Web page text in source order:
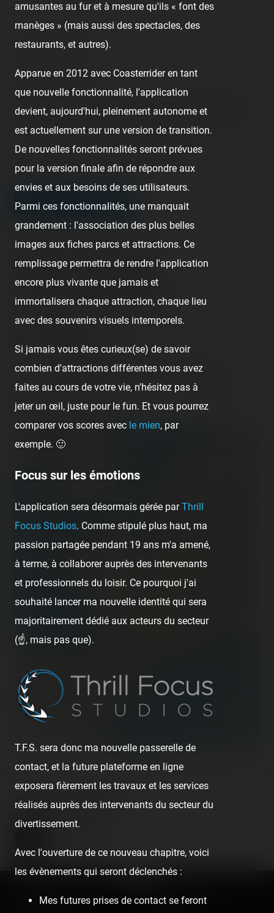
Nom/prénom
Nous vous demandons de fournir une véritable adresse e-mail
afin de pouvoir gérer votre propre commentaire ultérieurement.
Lien de votre site ou page personnelle
Champ facultatif
LEAVE A COMMENT
About this theme park
Disneyland Paris - Disneyland Park
There are4 operating roller coastersin this park.
Have you already rode them? Check and register your
rides onCoasterr1dd3n.
+
300 km
200 mi
©OpenStreetMap contributors
About the author
Coasterrider
Coasterrider Shortcut
amusantes au fur et à mesure qu'ils « font des
manèges » (mais aussi des spectacles, des
restaurants, et autres).
Apparue en 2012 avec Coasterrider en tant
que nouvelle fonctionnalité, l'application
devient, aujourd'hui, pleinement autonome et
est actuellement sur une version de transition.
De nouvelles fonctionnalités seront prévues
pour la version finale afin de répondre aux
envies et aux besoins de ses utilisateurs.
Parmi ces fonctionnalités, une manquait
grandement : l'association des plus belles
images aux fiches parcs et attractions. Ce
remplissage permettra de rendre l'application
encore plus vivante que jamais et
immortalisera chaque attraction, chaque lieu
avec des souvenirs visuels intemporels.
Si jamais vous êtes curieux(se) de savoir
combien d'attractions différentes vous avez
faites au cours de votre vie, n'hésitez pas à
jeter un œil, juste pour le fun. Et vous pourrez
comparer vos scores avec le mien, par
exemple. 🙂
Focus sur les émotions
L'application sera désormais gérée parThrill
Focus Studios. Comme stipulé plus haut, ma
passion partagée pendant 19 ans m'a amené,
à terme, à collaborer auprès des intervenants
et professionnels du loisir. Ce pourquoi j'ai
souhaité lancer ma nouvelle identité qui sera
majoritairement dédié aux acteurs du secteur
(☝️, mais pas que).
T.F.S. sera donc ma nouvelle passerelle de
contact, et la future plateforme en ligne
exposera fièrement les travaux et les services
réalisés auprès des intervenants du secteur du
divertissement.
Avec l'ouverture de ce nouveau chapitre, voici
les évènements qui seront déclenchés :
Mes futures prises de contact se feront